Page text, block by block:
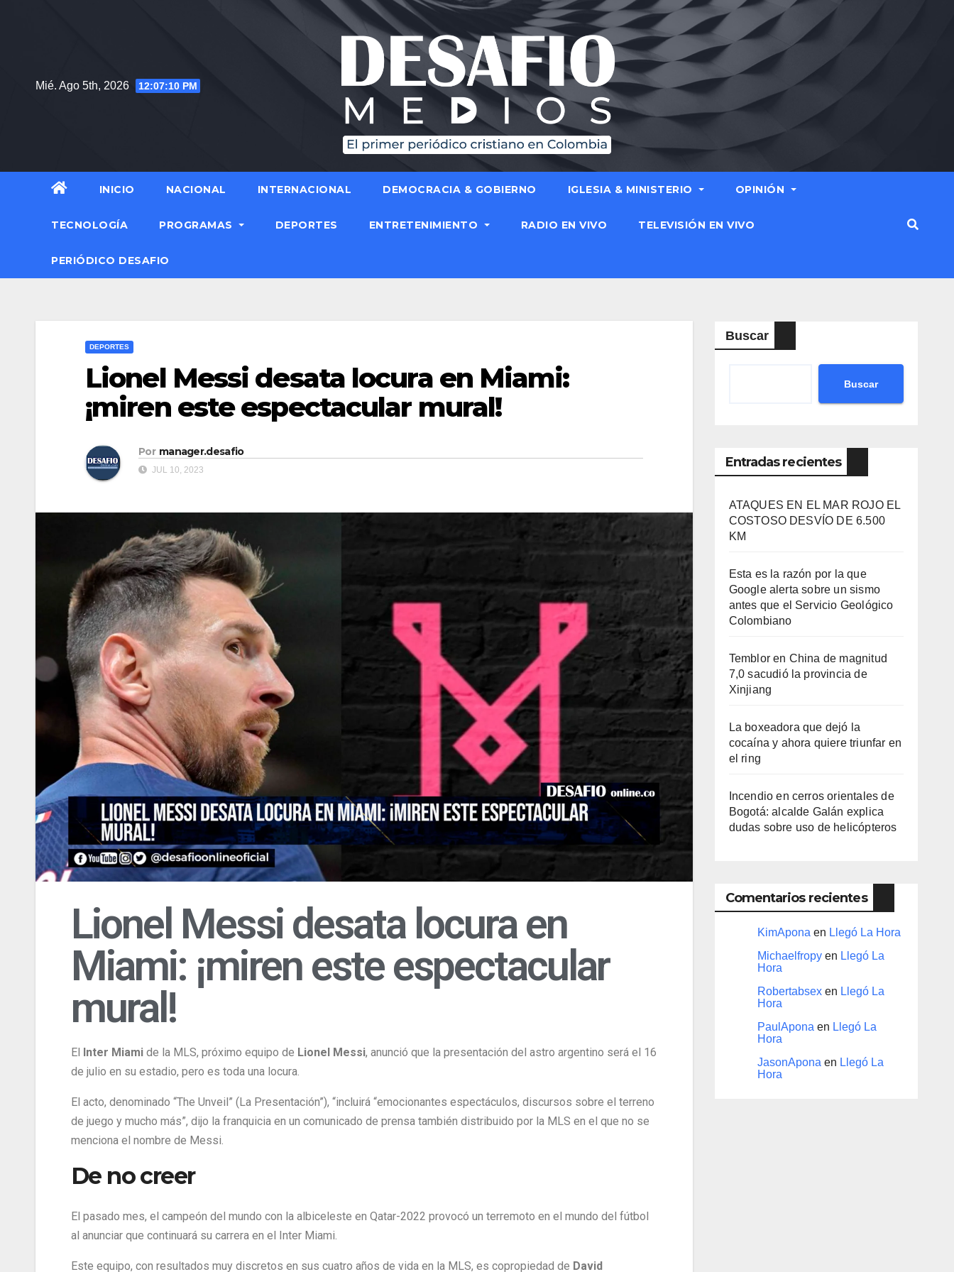
Mié. Ago 5th, 2026 12:07:11 PM
INICIO NACIONAL INTERNACIONAL DEMOCRACIA & GOBIERNO IGLESIA & MINISTERIO OPINIÓN
TECNOLOGÍA PROGRAMAS DEPORTES ENTRETENIMIENTO RADIO EN VIVO TELEVISIÓN EN VIVO
PERIÓDICO DESAFIO
DEPORTES
Lionel Messi desata locura en Miami:
¡miren este espectacular mural!
Por manager.desafio
JUL 10, 2023
Lionel Messi desata locura en
Miami: ¡miren este espectacular
mural!
El Inter Miami de la MLS, próximo equipo de Lionel Messi, anunció que la presentación del astro argentino será el 16
de julio en su estadio, pero es toda una locura.
El acto, denominado “The Unveil” (La Presentación”), “incluirá “emocionantes espectáculos, discursos sobre el terreno
de juego y mucho más”, dijo la franquicia en un comunicado de prensa también distribuido por la MLS en el que no se
menciona el nombre de Messi.
De no creer
El pasado mes, el campeón del mundo con la albiceleste en Qatar-2022 provocó un terremoto en el mundo del fútbol
al anunciar que continuará su carrera en el Inter Miami.
Este equipo, con resultados muy discretos en sus cuatro años de vida en la MLS, es copropiedad de David
Buscar
Buscar
Entradas recientes
ATAQUES EN EL MAR ROJO EL
COSTOSO DESVÍO DE 6.500
KM
Esta es la razón por la que
Google alerta sobre un sismo
antes que el Servicio Geológico
Colombiano
Temblor en China de magnitud
7,0 sacudió la provincia de
Xinjiang
La boxeadora que dejó la
cocaína y ahora quiere triunfar en
el ring​
Incendio en cerros orientales de
Bogotá: alcalde Galán explica
dudas sobre uso de helicópteros
Comentarios recientes
KimAponaen Llegó La Hora
Michaelfropyen Llegó La
Hora
Robertabsexen Llegó La
Hora
PaulAponaen Llegó La
Hora
JasonAponaen Llegó La
Hora